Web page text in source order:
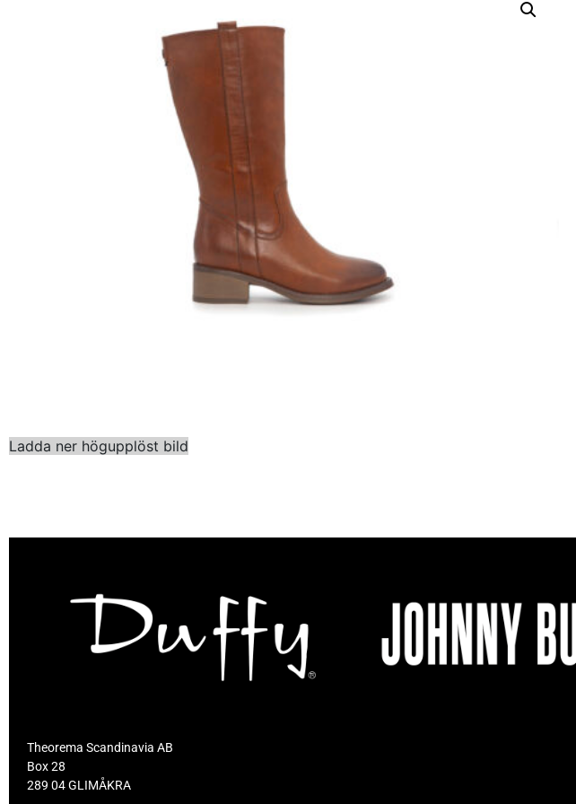
Ladda ner högupplöst bild
Theorema Scandinavia AB
Box 28
289 04 GLIMÅKRA